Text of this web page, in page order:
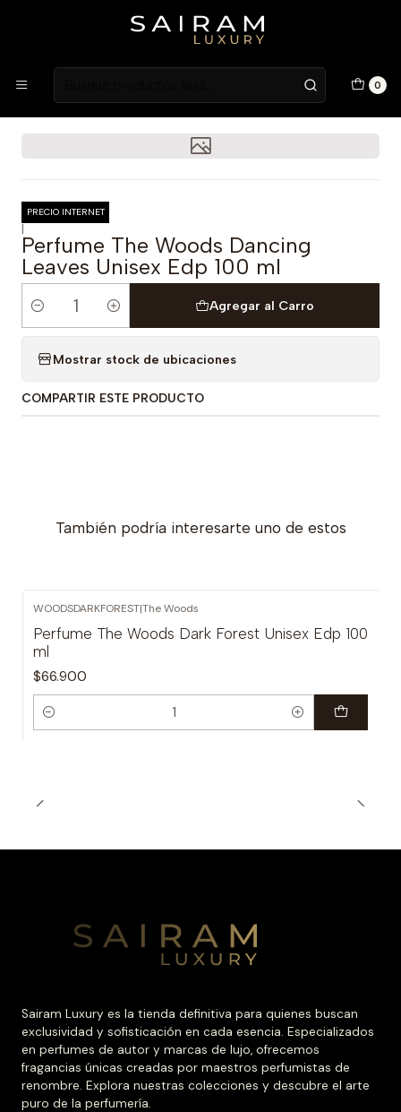
0
Atención en Guardia Vieja 202, Local 1
Inicio Fragancias Fragancias Unisex
Perfume The Woods Dancing Leaves Unisex Edp 100 ml
PRECIO INTERNET
|
Perfume The Woods Dancing
Leaves Unisex Edp 100 ml
Cantidad
Agregar al Carro
Mostrar stock de ubicaciones
COMPARTIR ESTE PRODUCTO
También podría interesarte uno de estos
WOODSDARKFOREST|The Woods
Perfume The Woods Dark Forest Unisex Edp 100
ml
$66.900
Cantidad
Sairam Luxury es la tienda definitiva para quienes buscan
exclusividad y sofisticación en cada esencia. Especializados
en perfumes de autor y marcas de lujo, ofrecemos
fragancias únicas creadas por maestros perfumistas de
renombre. Explora nuestras colecciones y descubre el arte
puro de la perfumería.